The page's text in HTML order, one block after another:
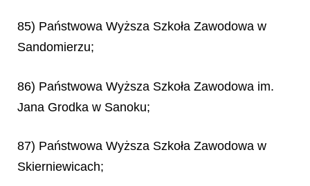
85) Państwowa Wyższa Szkoła Zawodowa w
Sandomierzu;
86) Państwowa Wyższa Szkoła Zawodowa im.
Jana Grodka w Sanoku;
87) Państwowa Wyższa Szkoła Zawodowa w
Skierniewicach;